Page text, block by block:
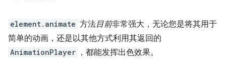
element.animate 方法目前非常强大，无论您是将其用于
简单的动画，还是以其他方式利用其返回的
AnimationPlayer ，都能发挥出色效果。